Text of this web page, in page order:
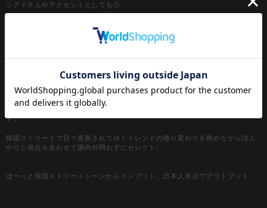
シアイテムやアクセントとしても◎
【a.p.o.v. / エーピーオービー】
a point of view...
[日本人の視点]からセレクトする『韓国ストリートファッション』がコンセプ
ト。
韓国ストリートで日々更新されてゆくトレンドの移り変わりを眺めながらぼん
やりと視点を合わせて国内外問わずにセレクト。
ぼーっと韓国ストリートシーンからインプット、日本人視点でアウトプット。